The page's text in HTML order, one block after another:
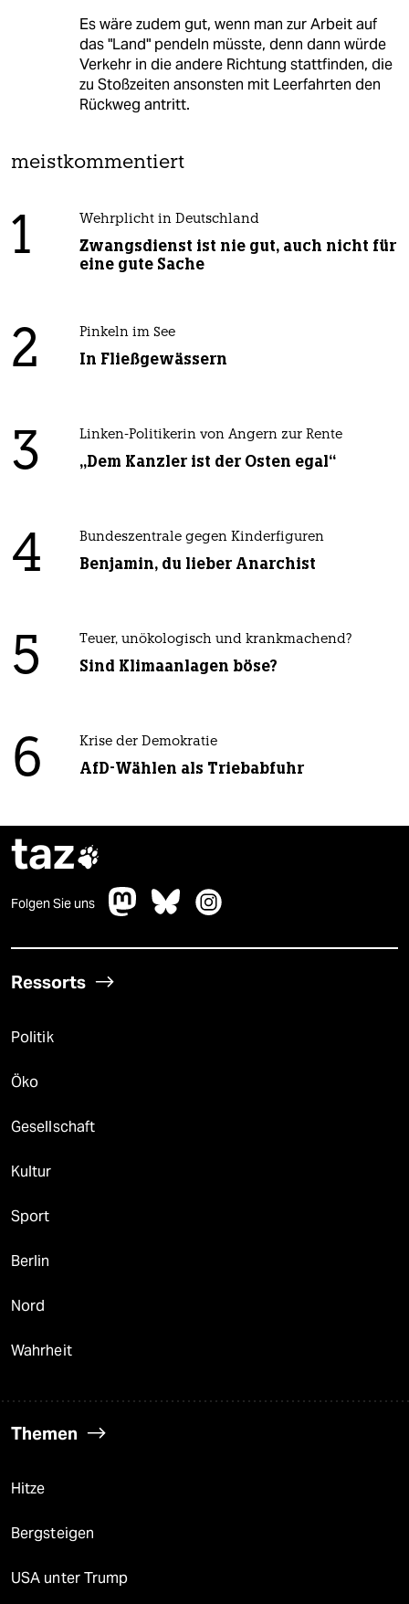
Es wäre zudem gut, wenn man zur Arbeit auf
das "Land" pendeln müsste, denn dann würde
Verkehr in die andere Richtung stattfinden, die
zu Stoßzeiten ansonsten mit Leerfahrten den
Rückweg antritt.
meistkommentiert
1 Wehrplicht in Deutschland
Zwangsdienst ist nie gut, auch nicht für
eine gute Sache
2 Pinkeln im See
In Fließgewässern
3 Linken-Politikerin von Angern zur Rente
„Dem Kanzler ist der Osten egal“
4 Bundeszentrale gegen Kinderfiguren
Benjamin, du lieber Anarchist
5 Teuer, unökologisch und krankmachend?
Sind Klimaanlagen böse?
6 Krise der Demokratie
AfD-Wählen als Triebabfuhr
taz
Folgen Sie uns
Ressorts
Politik
Öko
Gesellschaft
Kultur
Sport
Berlin
Nord
Wahrheit
Themen
Hitze
Bergsteigen
USA unter Trump